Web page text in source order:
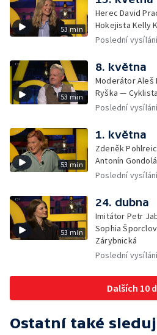
53 min
Herec David
Hokejista Kelly
Poslední
53 min
8. května
Moderátor Aleš
Ryška —
Poslední
53 min
1. května
Zdeněk
Antonín
Poslední
53 min
24. dubna
Imitátor Petr
Sophia
Zárybnická
Poslední
Dalších 10
Ostatní také